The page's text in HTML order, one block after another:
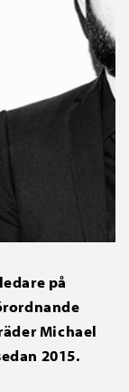
på
Michael
2015.